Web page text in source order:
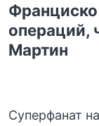
операций,
Мартин
Суперфанат